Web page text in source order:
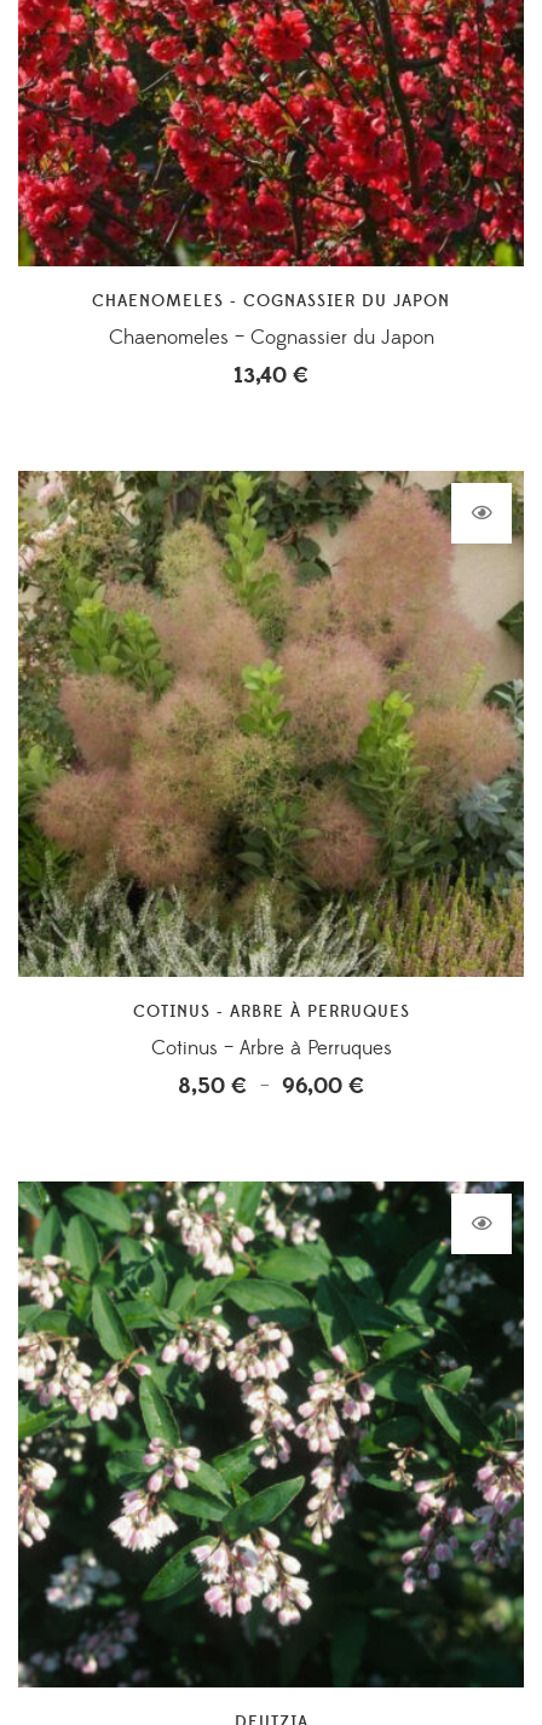
CHAENOMELES - COGNASSIER DU JAPON
Chaenomeles – Cognassier du Japon
13,40 €
COTINUS - ARBRE À PERRUQUES
Cotinus – Arbre à Perruques
8,50 € – 96,00 €Plage
8,50 €
à
96,00 €